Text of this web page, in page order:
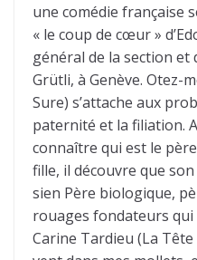
une comédie française
« le coup de cœur »
général de la section et
Grütli, à Genève. Otez-
Sure) s’attache aux
paternité et la filiation.
connaître qui est le
fille, il découvre que
sien Père biologique,
rouages fondateurs
Carine Tardieu (La